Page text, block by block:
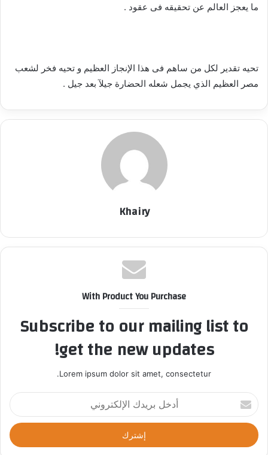
ما يعجز العالم عن تحقيقه فى عقود .
تحيه تقدير لكل من ساهم فى هذا الإنجاز العظيم و تحيه فخر لشعب
مصر العظيم الذي يجمل شعله الحضارة جيلآ بعد جيل .
Khairy
With Product You Purchase
Subscribe to our mailing list to
get the new updates!
Lorem ipsum dolor sit amet, consectetur.
أ
د
خ
ل